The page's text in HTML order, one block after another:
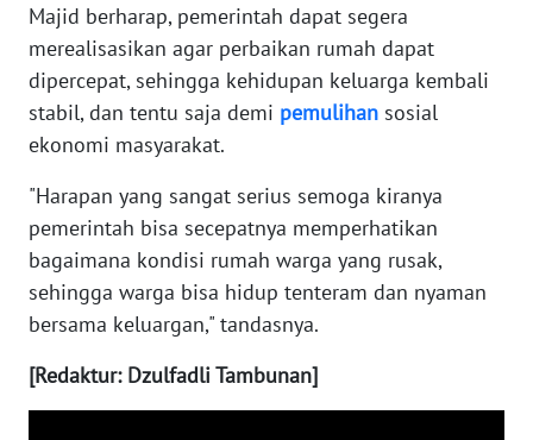
Majid berharap, pemerintah dapat segera
merealisasikan agar perbaikan rumah dapat
dipercepat, sehingga kehidupan keluarga kembali
stabil, dan tentu saja demi pemulihan sosial
ekonomi masyarakat.
"Harapan yang sangat serius semoga kiranya
pemerintah bisa secepatnya memperhatikan
bagaimana kondisi rumah warga yang rusak,
sehingga warga bisa hidup tenteram dan nyaman
bersama keluargan," tandasnya.
[Redaktur: Dzulfadli Tambunan]
WN
SUMBAR
WN
WN
BENGKULU
WN
WN